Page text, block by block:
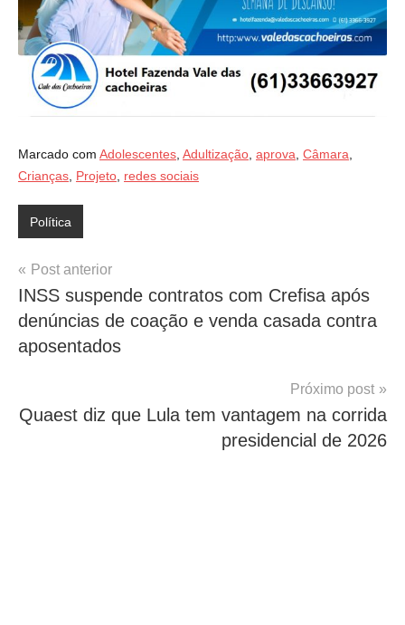
Marcado com Adolescentes, Adultização, aprova, Câmara,
Crianças, Projeto, redes sociais
Política
Navegação
de
Post
Post anterior
INSS suspende contratos com Crefisa após
denúncias de coação e venda casada contra
aposentados
Próximo post
Quaest diz que Lula tem vantagem na corrida
presidencial de 2026